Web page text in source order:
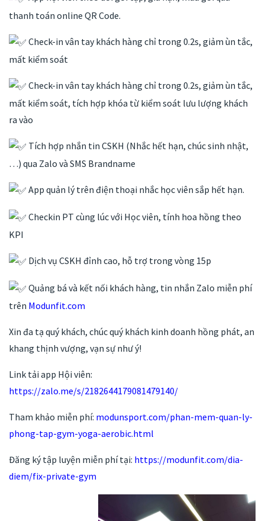
thanh toán online QR Code.
Check-in vân tay khách hàng chỉ trong 0.2s, giảm ùn tắc,
mất kiểm soát
Check-in vân tay khách hàng chỉ trong 0.2s, giảm ùn tắc,
mất kiểm soát, tích hợp khóa từ kiểm soát lưu lượng khách
ra vào
Tích hợp nhắn tin CSKH (Nhắc hết hạn, chúc sinh nhật,
…) qua Zalo và SMS Brandname
App quản lý trên điện thoại nhắc học viên sắp hết hạn.
Checkin PT cùng lúc với Học viên, tính hoa hồng theo
KPI
Dịch vụ CSKH đỉnh cao, hỗ trợ trong vòng 15p
Quảng bá và kết nối khách hàng, tin nhắn Zalo miễn phí
trên Modunfit.com
Xin đa tạ quý khách, chúc quý khách kinh doanh hồng phát, an
khang thịnh vượng, vạn sự như ý!
Link tải app Hội viên:
https://zalo.me/s/2182644179081479140/
Tham khảo miễn phí: modunsport.com/phan-mem-quan-ly-
phong-tap-gym-yoga-aerobic.html
Đăng ký tập luyện miễn phí tại: https://modunfit.com/dia-
diem/fix-private-gym